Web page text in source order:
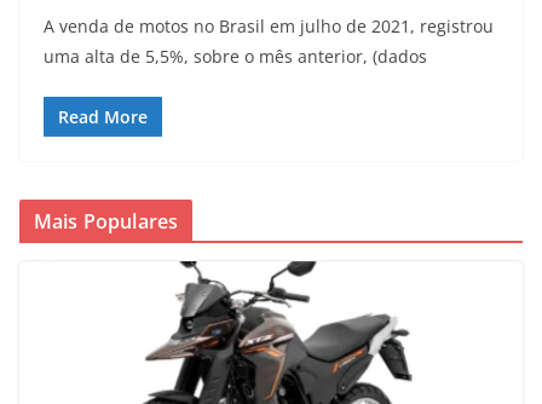
A venda de motos no Brasil em julho de 2021, registrou
uma alta de 5,5%, sobre o mês anterior, (dados
Read More
Mais Populares